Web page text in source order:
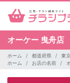
オーケー 曳舟店
ホーム 都道府県 東
ホーム
お店の名前